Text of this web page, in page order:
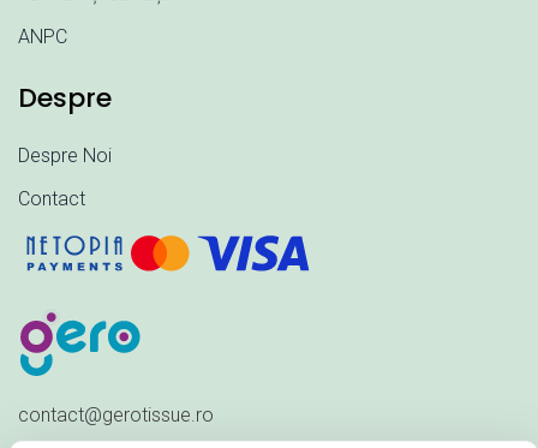
ANPC
Despre
Despre Noi
Contact
contact@gerotissue.ro